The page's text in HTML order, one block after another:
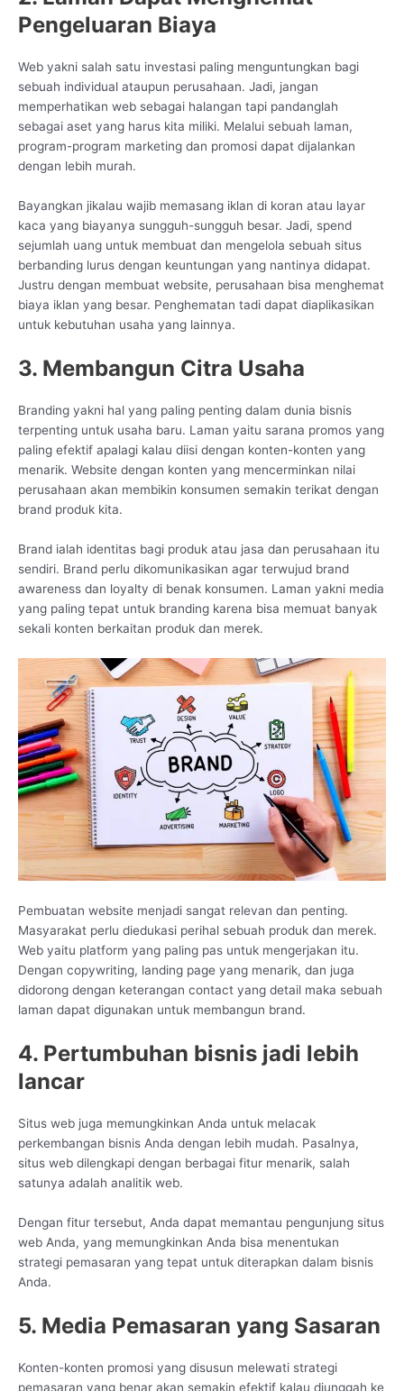
Pengeluaran Biaya
Web yakni salah satu investasi paling menguntungkan bagi
sebuah individual ataupun perusahaan. Jadi, jangan
memperhatikan web sebagai halangan tapi pandanglah
sebagai aset yang harus kita miliki. Melalui sebuah laman,
program-program marketing dan promosi dapat dijalankan
dengan lebih murah.
Bayangkan jikalau wajib memasang iklan di koran atau layar
kaca yang biayanya sungguh-sungguh besar. Jadi, spend
sejumlah uang untuk membuat dan mengelola sebuah situs
berbanding lurus dengan keuntungan yang nantinya didapat.
Justru dengan membuat website, perusahaan bisa menghemat
biaya iklan yang besar. Penghematan tadi dapat diaplikasikan
untuk kebutuhan usaha yang lainnya.
3. Membangun Citra Usaha
Branding yakni hal yang paling penting dalam dunia bisnis
terpenting untuk usaha baru. Laman yaitu sarana promos yang
paling efektif apalagi kalau diisi dengan konten-konten yang
menarik. Website dengan konten yang mencerminkan nilai
perusahaan akan membikin konsumen semakin terikat dengan
brand produk kita.
Brand ialah identitas bagi produk atau jasa dan perusahaan itu
sendiri. Brand perlu dikomunikasikan agar terwujud brand
awareness dan loyalty di benak konsumen. Laman yakni media
yang paling tepat untuk branding karena bisa memuat banyak
sekali konten berkaitan produk dan merek.
Pembuatan website menjadi sangat relevan dan penting.
Masyarakat perlu diedukasi perihal sebuah produk dan merek.
Web yaitu platform yang paling pas untuk mengerjakan itu.
Dengan copywriting, landing page yang menarik, dan juga
didorong dengan keterangan contact yang detail maka sebuah
laman dapat digunakan untuk membangun brand.
4. Pertumbuhan bisnis jadi lebih
lancar
Situs web juga memungkinkan Anda untuk melacak
perkembangan bisnis Anda dengan lebih mudah. Pasalnya,
situs web dilengkapi dengan berbagai fitur menarik, salah
satunya adalah analitik web.
Dengan fitur tersebut, Anda dapat memantau pengunjung situs
web Anda, yang memungkinkan Anda bisa menentukan
strategi pemasaran yang tepat untuk diterapkan dalam bisnis
Anda.
5. Media Pemasaran yang Sasaran
Konten-konten promosi yang disusun melewati strategi
pemasaran yang benar akan semakin efektif kalau diunggah ke